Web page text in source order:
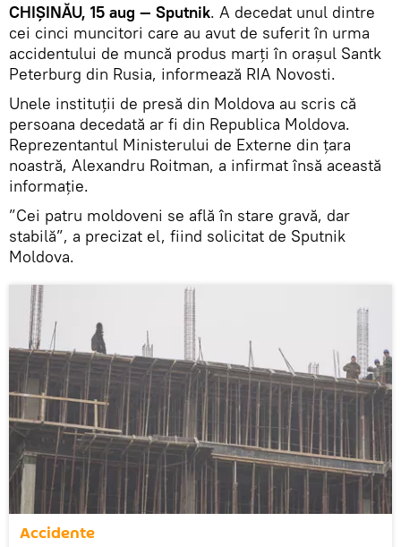
CHIȘINĂU, 15 aug — Sputnik. A decedat unul dintre
cei cinci muncitori care au avut de suferit în urma
accidentului de muncă produs marți în orașul Santk
Peterburg din Rusia, informează RIA Novosti.
Unele instituții de presă din Moldova au scris că
persoana decedată ar fi din Republica Moldova.
Reprezentantul Ministerului de Externe din țara
noastră, Alexandru Roitman, a infirmat însă această
informație.
”Cei patru moldoveni se află în stare gravă, dar
stabilă”, a precizat el, fiind solicitat de Sputnik
Moldova.
Accidente